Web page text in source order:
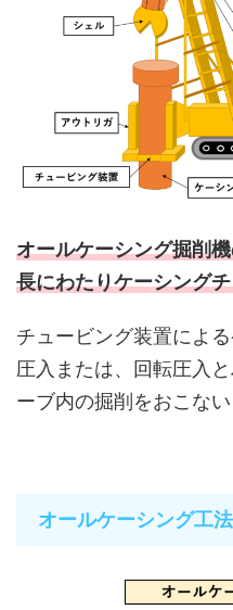
オールケーシング掘削
長にわたりケーシング
チュービング装置によ
圧入または、回転圧入
ーブ内の掘削をおこない
オールケーシング工